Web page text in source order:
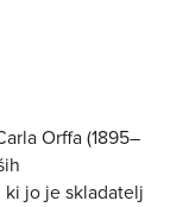
Orffa (1895–
ki jo je skladatelj